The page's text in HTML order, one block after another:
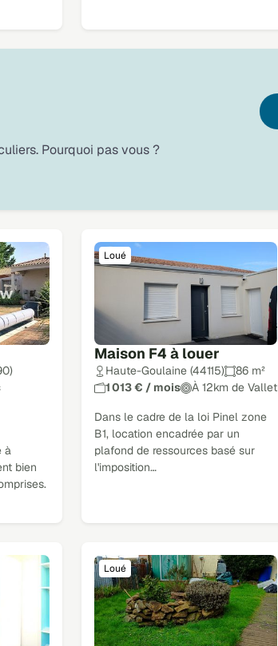
à
bien
Maison F4 à louer
Loué
Haute-Goulaine (44115)
86 m²
1 013 € / mois
À 12km de Vallet
Dans le cadre de la loi Pinel zone
B1, location encadrée par un
plafond de ressources basé sur
l'imposition…
Loué
Pourquoi pas vous ?